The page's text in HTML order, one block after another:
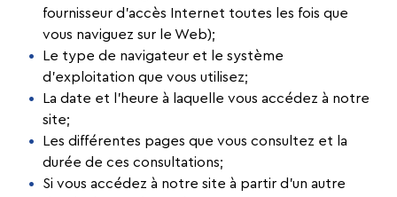
fournisseur d’accès Internet toutes les fois que
vous naviguez sur le Web);
Le type de navigateur et le système
d’exploitation que vous utilisez;
La date et l’heure à laquelle vous accédez à notre
site;
Les différentes pages que vous consultez et la
durée de ces consultations;
Si vous accédez à notre site à partir d’un autre